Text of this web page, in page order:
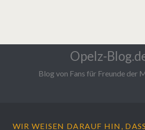
Opelz-
Blog von Fans für Freunde der
WIR WEISEN DARAUF HIN,